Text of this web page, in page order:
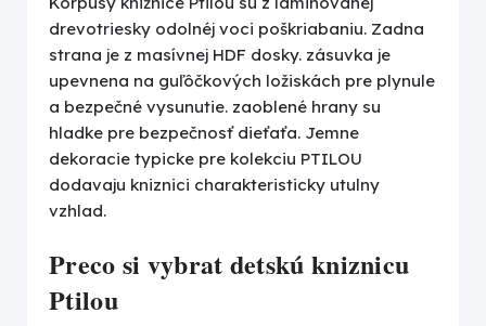
drevotriesky odolnéj voci poškriabaniu. Zadna
strana je z masívnej HDF dosky. zásuvka je
upevnena na guľôčkových ložiskách pre plynule
a bezpečné vysunutie. zaoblené hrany su
hladke pre bezpečnosť dieťaťa. Jemne
dekoracie typicke pre kolekciu PTILOU
dodavaju kniznici charakteristicky utulny
vzhlad.
Preco si vybrat detskú kniznicu
Ptilou